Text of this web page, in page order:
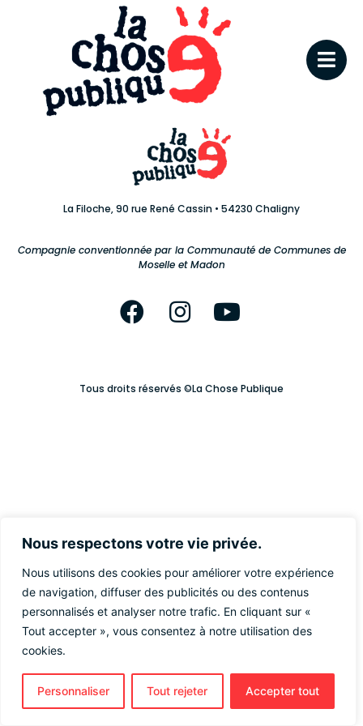
Nous respectons votre vie privée.
Nous utilisons des cookies pour améliorer votre expérience
de navigation, diffuser des publicités ou des contenus
personnalisés et analyser notre trafic. En cliquant sur «
Tout accepter », vous consentez à notre utilisation des
cookies.
Personnaliser Tout rejeter Accepter tout
La Filoche, 90 rue René Cassin • 54230 Chaligny
Compagnie conventionnée par la Communauté de Communes de
Moselle et Madon
Tous droits réservés ©La Chose Publique